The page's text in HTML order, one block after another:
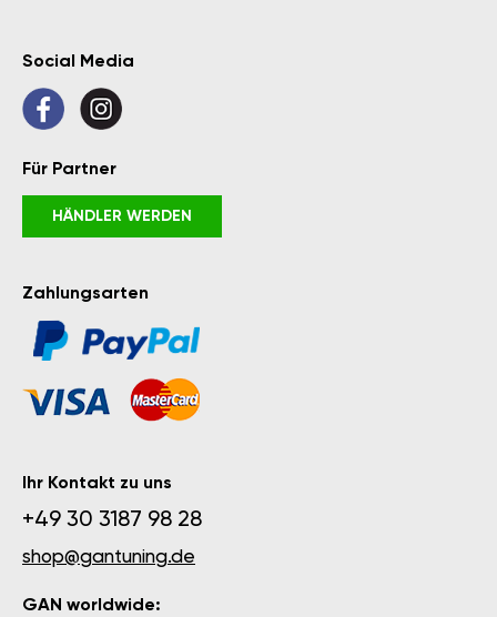
Social Media
Für Partner
HÄNDLER WERDEN
Zahlungsarten
Ihr Kontakt zu uns
+49 30 3187 98 28
shop@gantuning.de
GAN worldwide: